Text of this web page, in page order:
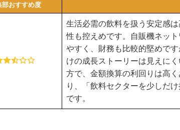
部おすすめ度
生活必需の飲料を扱う安定感
性も控えめです。自販機ネッ
やすく、財務も比較的堅めで
けの成長ストーリーは見えに
方で、金額換算の利回りは高
り、「飲料セクターを少しだ
です。